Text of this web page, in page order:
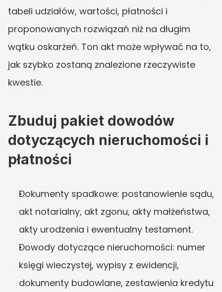
tabeli udziałów, wartości, płatności i
proponowanych rozwiązań niż na długim
wątku oskarżeń. Ton akt może wpływać na to,
jak szybko zostaną znalezione rzeczywiste
kwestie.
Zbuduj pakiet dowodów
dotyczących nieruchomości i
płatności
Dokumenty spadkowe: postanowienie sądu,
akt notarialny, akt zgonu, akty małżeństwa,
akty urodzenia i ewentualny testament.
Dowody dotyczące nieruchomości: numer
księgi wieczystej, wypisy z ewidencji,
dokumenty budowlane, zestawienia kredytu